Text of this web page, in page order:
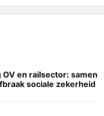
en railsector: samen
sociale zekerheid